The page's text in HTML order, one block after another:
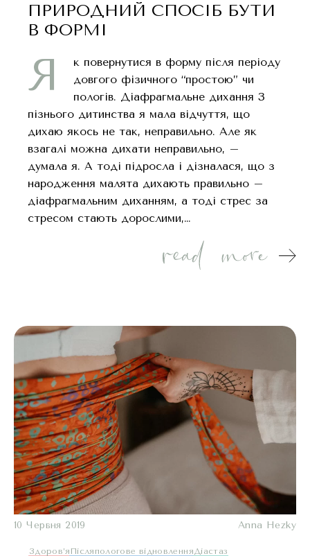
ПРИРОДНИЙ СПОСІБ БУТИ
В ФОРМІ
Я
к повернутися в форму після періоду
довгого фізичного “простою” чи
пологів. Діафрагмальне дихання З
пізнього дитинства я мала відчуття, що
дихаю якось не так, неправильно. Але як
взагалі можна дихати неправильно, –
думала я. А тоді підросла і дізналася, що з
народження малята дихають правильно –
діафрагмальним диханням, а тоді стрес за
стресом стають дорослими,…
10 Червня 2019 Anna Hezky
Здоров’я Післяпологове відновленняДіастаз